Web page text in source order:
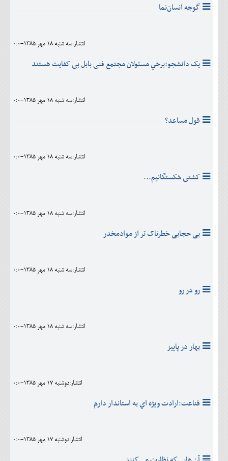
گوجه انسان‌نما
انتشار:سه شنبه 18 مهر 1385-0:0
يک دانشجو:برخي مسئولان مجتمع فنی بابل بی کفايت هستند
انتشار:سه شنبه 18 مهر 1385-0:0
قول مساعد؟
انتشار:سه شنبه 18 مهر 1385-0:0
کشتی شکستگانیم...
انتشار:سه شنبه 18 مهر 1385-0:0
بی حجابی خطرناک تر از موادمخدر
انتشار:سه شنبه 18 مهر 1385-0:0
رو در رو
انتشار:سه شنبه 18 مهر 1385-0:0
بهار در پاییز
انتشار:دوشنبه 17 مهر 1385-0:0
قناعت:ارادت ويژه اي به استاندار دارم
انتشار:دوشنبه 17 مهر 1385-0:0